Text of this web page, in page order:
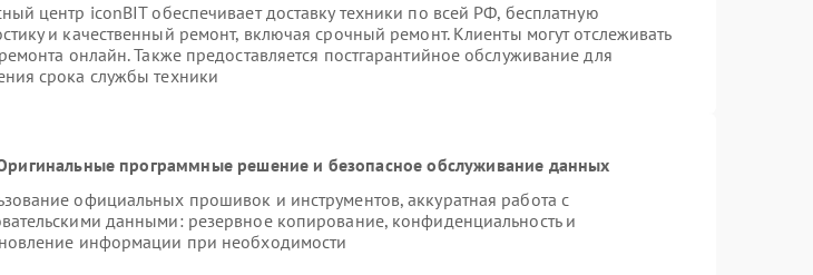
центр iconBIT обеспечивает доставку техники по всей РФ, бесплатную
и качественный ремонт, включая срочный ремонт. Клиенты могут отслеживать
ремонта онлайн. Также предоставляется постгарантийное обслуживание для
срока службы техники
программные решение и безопасное обслуживание данных
официальных прошивок и инструментов, аккуратная работа с
данными: резервное копирование, конфиденциальность и
информации при необходимости